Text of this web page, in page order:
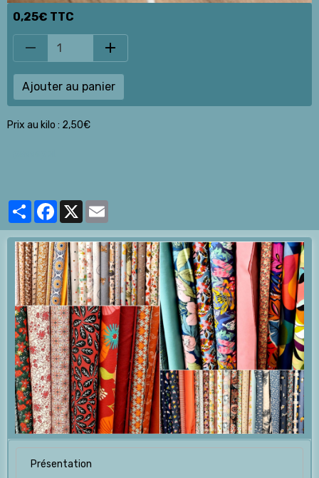
0,25€ TTC
Ajouter au panier
Prix au kilo : 2,50€
PartagerFacebook
Présentation